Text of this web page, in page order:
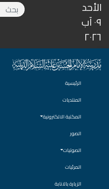
الأحد
٠٩ آب
٢٠٢٦
الرئيسية
المنتديات
المكتبة الالكترونية
الصور
الصوتيات
المرئيات
الزيارة بالانابة